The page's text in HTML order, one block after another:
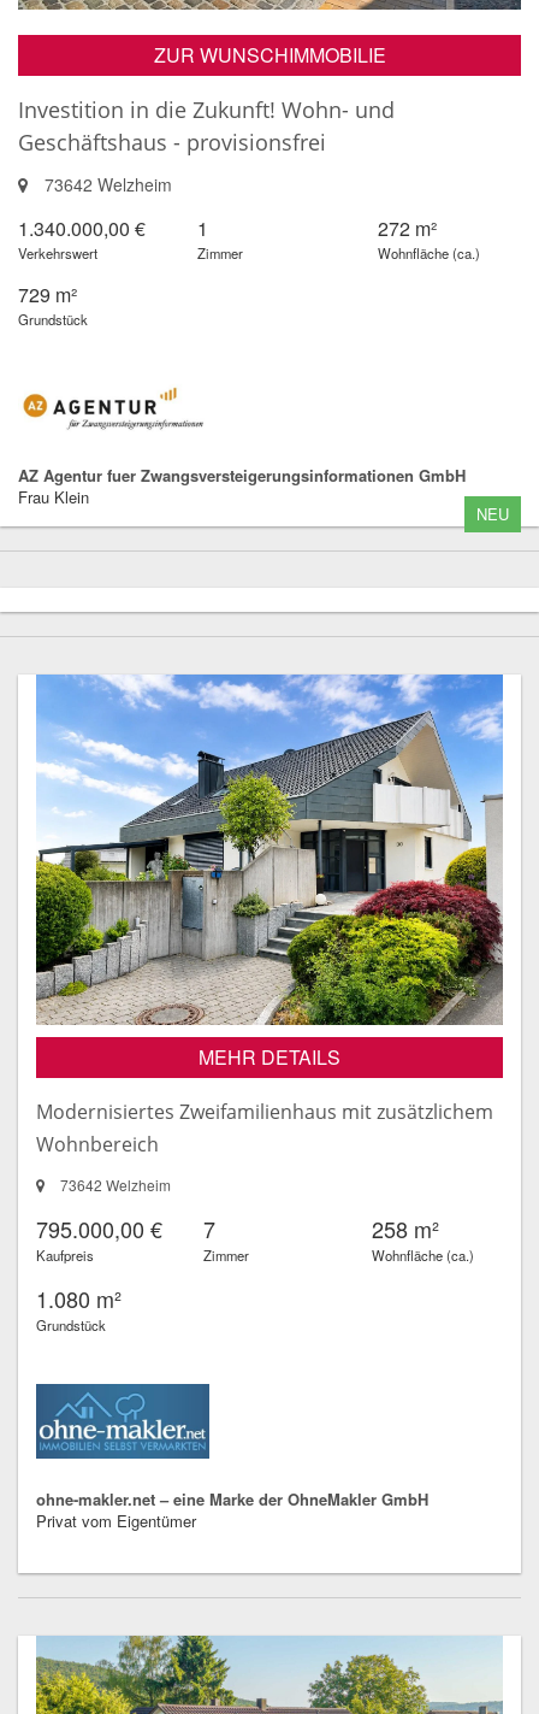
ZUR WUNSCHIMMOBILIE
Investition in die Zukunft! Wohn- und
Geschäftshaus - provisionsfrei
73642 Welzheim
1.340.000,00 €
Verkehrswert
1
Zimmer
272 m²
Wohnfläche (ca.)
729 m²
Grundstück
AZ Agentur fuer Zwangsversteigerungsinformationen GmbH
Frau Klein
NEU
MEHR DETAILS
Modernisiertes Zweifamilienhaus mit zusätzlichem
Wohnbereich
73642 Welzheim
795.000,00 €
Kaufpreis
7
Zimmer
258 m²
Wohnfläche (ca.)
1.080 m²
Grundstück
ohne-makler.net – eine Marke der OhneMakler GmbH
Privat vom Eigentümer